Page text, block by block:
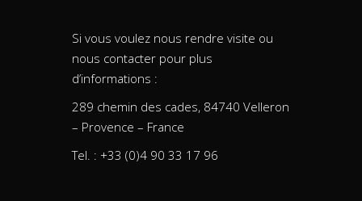
Si vous voulez nous rendre visite ou
nous contacter pour plus
d’informations :
289 chemin des cades, 84740 Velleron
– Provence – France
Tel. : +33 (0)4 90 33 17 96